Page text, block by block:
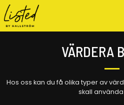
VÄRDERA
Hos oss kan du få olika typer av
skall